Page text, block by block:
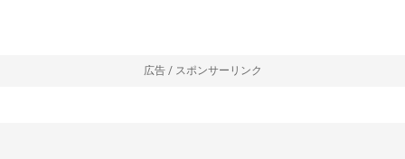
広告 / スポンサーリンク